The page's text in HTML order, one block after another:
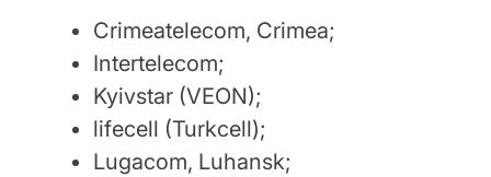
Crimeatelecom, Crimea;
Intertelecom;
Kyivstar (VEON);
lifecell (Turkcell);
Lugacom, Luhansk;